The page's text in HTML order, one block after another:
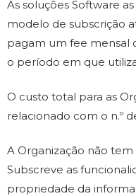
As soluções Software
modelo de subscrição
pagam um fee mensal
o período em que
O custo total para as
relacionado com o n.º
A Organização não
Subscreve as
propriedade da